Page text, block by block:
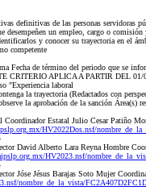
definitivas de las personas servidoras
desempeñen un empleo, cargo o
y conocer su trayectoria en el
competente
Fecha de término del periodo que se
CRITERIO APLICA A PARTIR DEL
"Experiencia laboral
la trayectoria (Redactados con
la aprobación de la sanción Área(s)
Estatal Julio Cesar Patiño
HV2022Dos.nsf/
David Alberto Lara Reyna Hombre
HV2023.nsf/
Jóse Jésus Barajas Soto Mujer
nombre_de_la_vista/